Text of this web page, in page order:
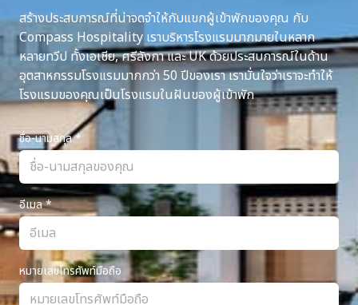
สร้างประสบการณ์ที่น่าจดจำให้กับแขกผู้เข้าพักของคุณ กับ
Compass Hospitality เราบริหารโรงแรมมากมายในหลาก
หลายทวีป ทั้งเอเชีย, ศรีลังกา และ UK ด้วยประสบการณ์ในด้าน
อุตสาหกรรมโรงแรมมากกว่า 50 ปีของเรา เรามั่นใจว่าเราจะทำให้
โรงแรมของคุณเป็นโรงแรมในฝันของผู้เข้าพัก
ชื่อ-นามสกุล*
อีเมล*
หมายเลขโทรศัพท์มือถือ